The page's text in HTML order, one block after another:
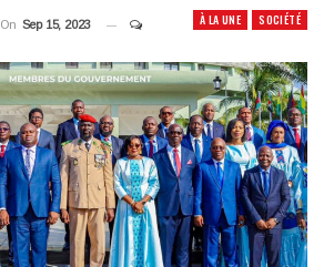
À LA UNE SOCIÉTÉ
On Sep 15, 2023